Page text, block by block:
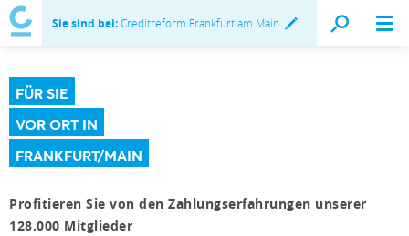
Sie sind bei:Creditreform Frankfurt am Main
FÜR SIE
VOR ORT IN
FRANKFURT/MAIN
Profitieren Sie von den Zahlungserfahrungen unserer
128.000 Mitglieder